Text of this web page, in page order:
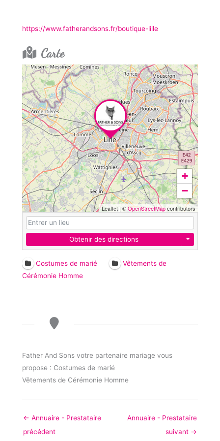
https://www.fatherandsons.fr/boutique-lille
Carte
+
−
Leaflet | ©OpenStreetMapcontributors
Obtenir des directions
Costumes de marié
Vêtements de
Cérémonie Homme
Father And Sons votre partenaire mariage vous
propose : Costumes de marié
Vêtements de Cérémonie Homme
← Annuaire - Prestataire
précédent
Annuaire - Prestataire
suivant →